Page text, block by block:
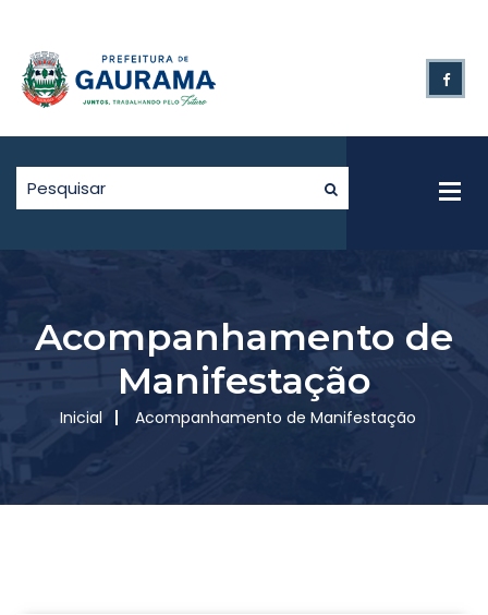
Acompanhamento de
Manifestação
Inicial Acompanhamento de Manifestação